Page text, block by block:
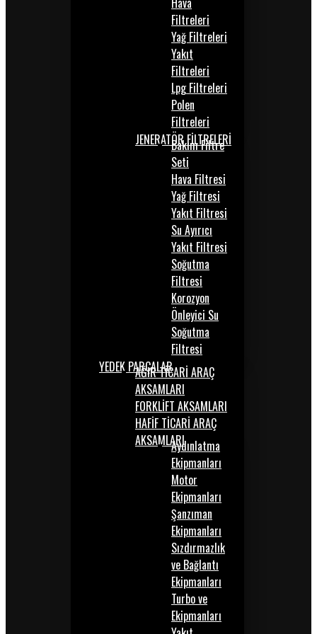
Filtreleri
Yağ Filtreleri
Yakıt
Filtreleri
Lpg Filtreleri
Polen
Filtreleri
JENERATÖR FİLTRELERİ
Bakım Filtre
Seti
Hava Filtresi
Yağ Filtresi
Yakıt Filtresi
Su Ayırıcı
Yakıt Filtresi
Soğutma
Filtresi
Korozyon
Önleyici Su
Soğutma
Filtresi
YEDEK PARÇALARAĞIR TİCARİ ARAÇ
AKSAMLARI
FORKLİFT AKSAMLARI
HAFİF TİCARİ ARAÇ
AKSAMLARIAydınlatma
Ekipmanları
Motor
Ekipmanları
Şanzıman
Ekipmanları
Sızdırmazlık
ve Bağlantı
Ekipmanları
Turbo ve
Ekipmanları